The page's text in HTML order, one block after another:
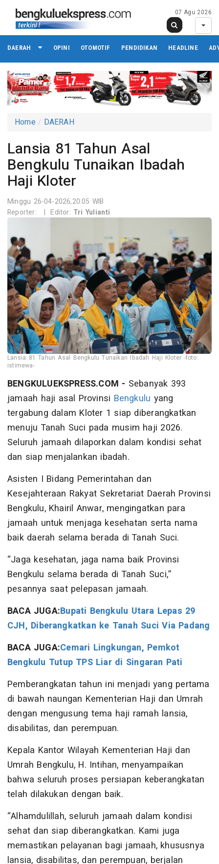
07 Agu 2026
DAERAH OPINI OTOMOTIF PENDIDIKAN HEADLINE
Home DAERAH
Lansia 81 Tahun Asal
Bengkulu Tunaikan Ibadah
Haji Kloter
Minggu 26-04-2026,20:05 WIB
Reporter:
| Editor: Tri Yulianti
Lansia 81 Tahun Asal Bengkulu Tunaikan Ibadah Haji Kloter -foto:
istimewa-
BENGKULUEKSPRESS.COM - Sebanyak 393
jamaah haji asal Provinsi Bengkulu yang
tergabung dalam Kloter 1 siap diberangkatkan
menuju Tanah Suci pada musim haji 2026.
Seluruh jamaah dilaporkan dalam kondisi sehat
dan siap menjalankan ibadah.
Asisten I Bidang Pemerintahan dan
Kesejahteraan Rakyat Sekretariat Daerah Provinsi
Bengkulu, Khairil Anwar, mengingatkan para
jamaah untuk menjaga kesehatan serta nama
baik daerah selama berada di Tanah Suci.
“Jaga kesehatan, jaga nama baik Provinsi
Bengkulu selama berada di Tanah Suci,”
pesannya saat pelepasan jamaah.
BACA JUGA:Bupati Bengkulu Utara Lepas 29
CJH, Diberangkatkan ke Tanah Suci Via Padang
BACA JUGA:Cemari Lingkungan, Pemkot
Bengkulu Tutup TPS Liar di Singaran Pati
Pemberangkatan tahun ini menjadi yang pertama
di bawah naungan Kementerian Haji dan Umrah
dengan mengusung tema haji ramah lansia,
disabilitas, dan perempuan.
Kepala Kantor Wilayah Kementerian Haji dan
Umrah Bengkulu, H. Intihan, menyampaikan
bahwa seluruh proses persiapan keberangkatan
telah dilakukan dengan baik.
“Alhamdulillah, seluruh jamaah dalam kondisi
sehat dan siap diberangkatkan. Kami juga
memastikan pelayanan bagi jamaah, khususnya
lansia, disabilitas, dan perempuan, berjalan